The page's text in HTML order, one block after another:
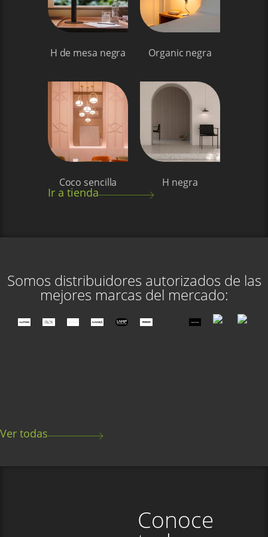
H de mesa negra Organic negra
Coco sencilla H negra
Ir a tienda
Somos distribuidores autorizados de las
mejores marcas del mercado:
Ver todas
Conoce